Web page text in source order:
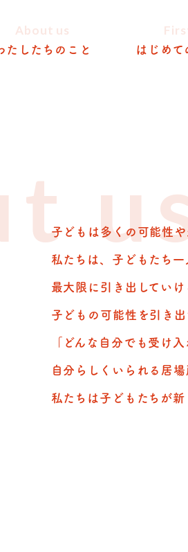
About us
たしたちのこと はじめ
子どもは多くの可能性や
私たちは、子どもたち
最大限に引き出していけ
子どもの可能性を引き
「どんな自分でも受け
自分らしくいられる居
私たちは子どもたちが